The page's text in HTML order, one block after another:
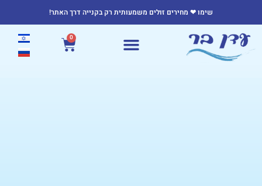
שימו ❤ מחירים זולים משמעותית רק בקנייה דרך האתר!
0